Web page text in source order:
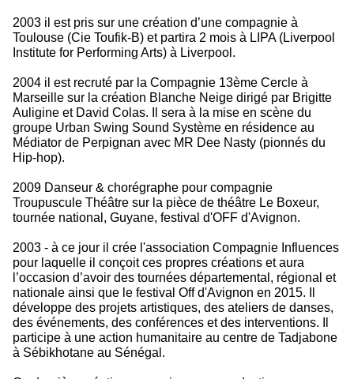
2003 il est pris sur une création d’une compagnie à
Toulouse (Cie Toufik-B) et partira 2 mois à LIPA (Liverpool
Institute for Performing Arts) à Liverpool.
2004 il est recruté par la Compagnie 13ème Cercle à
Marseille sur la création Blanche Neige dirigé par Brigitte
Auligine et David Colas. Il sera à la mise en scène du
groupe Urban Swing Sound Système en résidence au
Médiator de Perpignan avec MR Dee Nasty (pionnés du
Hip-hop).
2009 Danseur & chorégraphe pour compagnie
Troupuscule Théâtre sur la pièce de théâtre Le Boxeur,
tournée national, Guyane, festival d'OFF d'Avignon.
2003 - à ce jour il crée l'association Compagnie Influences
pour laquelle il conçoit ces propres créations et aura
l’occasion d’avoir des tournées départemental, régional et
nationale ainsi que le festival Off d'Avignon en 2015. Il
développe des projets artistiques, des ateliers de danses,
des événements, des conférences et des interventions. Il
participe à une action humanitaire au centre de Tadjabone
à Sébikhotane au Sénégal.